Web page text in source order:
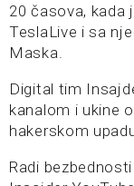
20 časova, kada
TeslaLive i sa
Maska.
Digital tim
kanalom i ukine
hakerskom
Radi